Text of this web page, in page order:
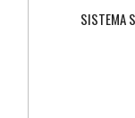
SISTEMA